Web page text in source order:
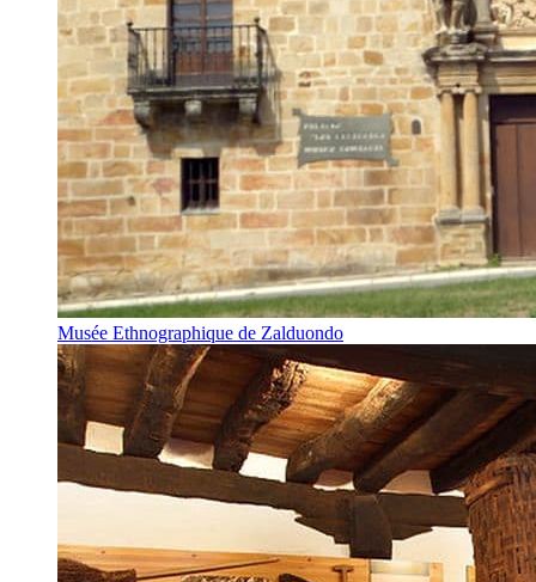
Musée Ethnographique de Zalduondo